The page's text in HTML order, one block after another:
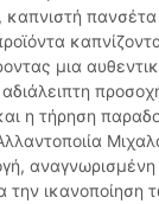
πανσέτα
μια
η τήρηση
αναγνωρισμένη
την ικανοποίηση